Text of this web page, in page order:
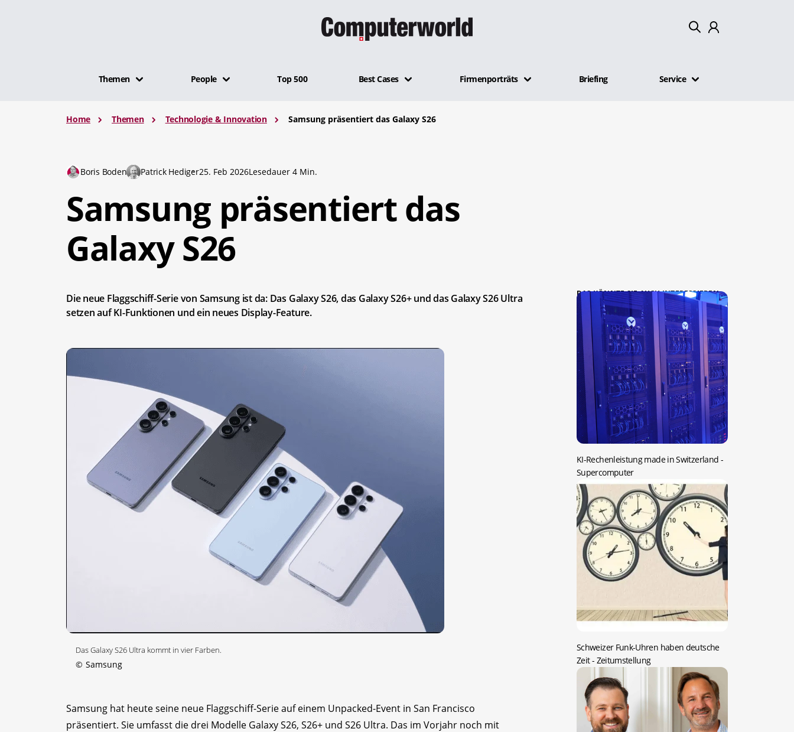
Themen People Top 500 Best Cases Firmenporträts Briefing Service
Home Themen Technologie & Innovation Samsung präsentiert das Galaxy S26
Boris Boden Patrick Hediger25. Feb 2026Lesedauer 4 Min.
Samsung präsentiert das
Galaxy S26
Die neue Flaggschiff-Serie von Samsung ist da: Das Galaxy S26, das Galaxy S26+ und das Galaxy S26 Ultra
setzen auf KI-Funktionen und ein neues Display-Feature.
Das Galaxy S26 Ultra kommt in vier Farben.
© Samsung
Samsung hat heute seine neue Flaggschiff-Serie auf einem Unpacked-Event in San Francisco
präsentiert. Sie umfasst die drei Modelle Galaxy S26, S26+ und S26 Ultra. Das im Vorjahr noch mit
DAS KÖNNTE SIE AUCH INTERESSIEREN:
KI-Rechenleistung made in Switzerland -
Supercomputer
Schweizer Funk-Uhren haben deutsche
Zeit- Zeitumstellung